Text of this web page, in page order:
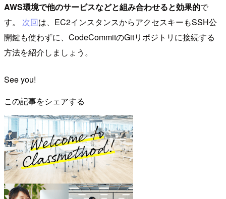
AWS環境で他のサービスなどと組み合わせると効果的で
す。 次回は、EC2インスタンスからアクセスキーもSSH公
開鍵も使わずに、CodeCommitのGitリポジトリに接続する
方法を紹介しましょう。
See you!
この記事をシェアする